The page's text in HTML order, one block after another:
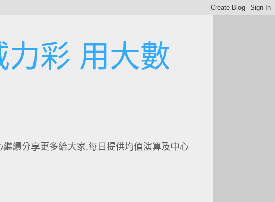
彩 用大數
續分享更多給大家,每日提供均值演算及中心